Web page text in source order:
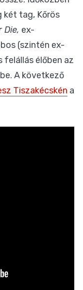
két tag, Kőrös
Die, ex-
(szintén ex-
felállás élőben az
A következő
Tiszakécskén a